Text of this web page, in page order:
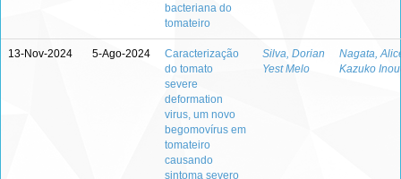
bacteriana do
tomateiro
13-Nov-2024 5-Ago-2024
Caracterização
do tomato
severe
deformation
virus, um novo
begomovírus em
tomateiro
causando
sintoma severo
Silva, Dorian
Yest Melo
Nagata,
Kazuko